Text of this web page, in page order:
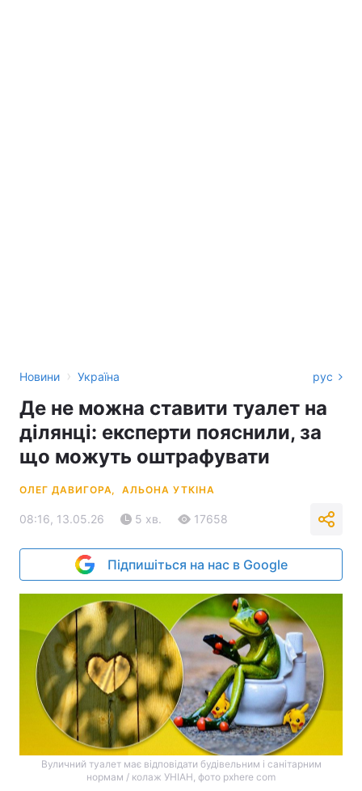
Новини › Україна рус
Де не можна ставити туалет на
ділянці: експерти пояснили, за
що можуть оштрафувати
ОЛЕГ ДАВИГОРА, АЛЬОНА УТКІНА
08:16, 13.05.26 5 хв. 17658
Підпишіться на нас в Google
Вуличний туалет має відповідати будівельним і санітарним
нормам / колаж УНІАН, фото pxhere com